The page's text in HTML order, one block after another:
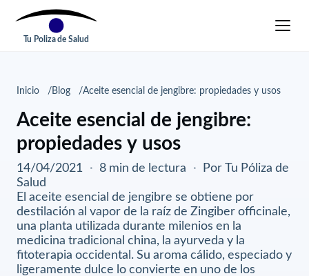
Tu Poliza de Salud
Inicio Blog Aceite esencial de jengibre: propiedades y usos
Aceite esencial de jengibre:
propiedades y usos
14/04/2021 · 8 min de lectura ·
Por Tu Póliza de
Salud
El aceite esencial de jengibre se obtiene por
destilación al vapor de la raíz de Zingiber officinale,
una planta utilizada durante milenios en la
medicina tradicional china, la ayurveda y la
fitoterapia occidental. Su aroma cálido, especiado y
ligeramente dulce lo convierte en uno de los